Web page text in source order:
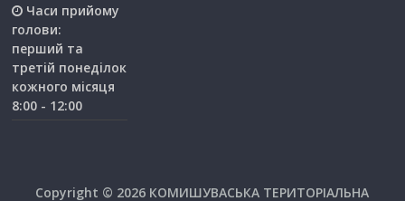
Часи прийому
голови:
перший та
третiй понедiлок
кожного мiсяця
8:00 - 12:00
Copyright © 2026 КОМИШУВАСЬКА ТЕРИТОРІАЛЬНА